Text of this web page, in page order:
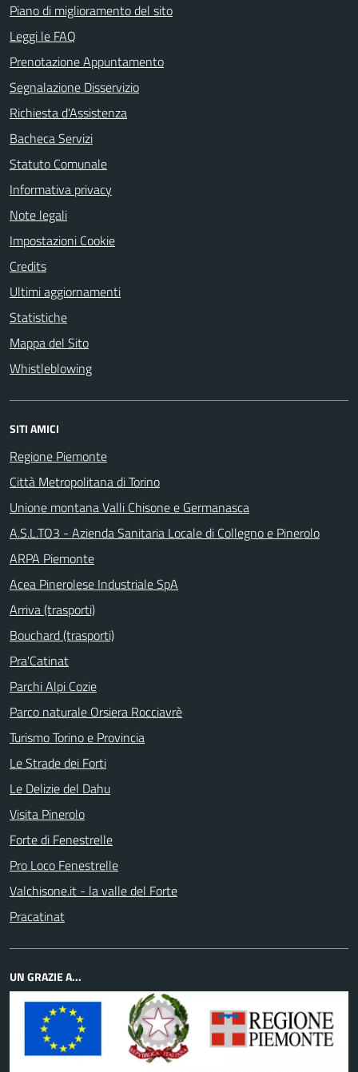
Piano di miglioramento del sito
Leggi le FAQ
Prenotazione Appuntamento
Segnalazione Disservizio
Richiesta d'Assistenza
Bacheca Servizi
Statuto Comunale
Informativa privacy
Note legali
Impostazioni Cookie
Credits
Ultimi aggiornamenti
Statistiche
Mappa del Sito
Whistleblowing
SITI AMICI
Regione Piemonte
Città Metropolitana di Torino
Unione montana Valli Chisone e Germanasca
A.S.L.TO3 - Azienda Sanitaria Locale di Collegno e Pinerolo
ARPA Piemonte
Acea Pinerolese Industriale SpA
Arriva (trasporti)
Bouchard (trasporti)
Pra'Catinat
Parchi Alpi Cozie
Parco naturale Orsiera Rocciavrè
Turismo Torino e Provincia
Le Strade dei Forti
Le Delizie del Dahu
Visita Pinerolo
Forte di Fenestrelle
Pro Loco Fenestrelle
Valchisone.it - la valle del Forte
Pracatinat
UN GRAZIE A...